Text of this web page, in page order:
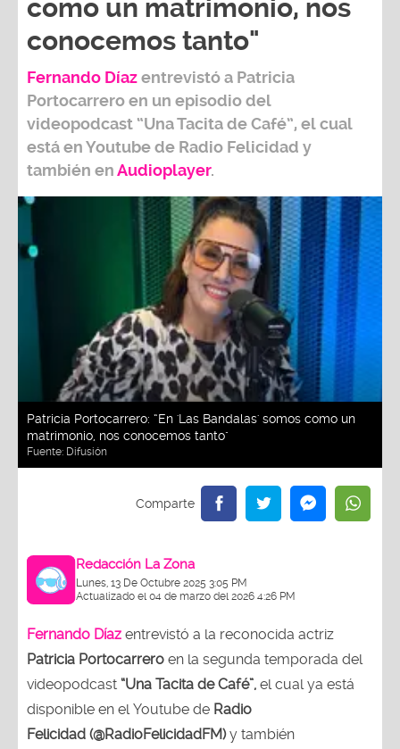
como un matrimonio, nos
conocemos tanto"
Fernando Díazentrevistó a Patricia
Portocarreroen un episodio del
videopodcast “Una Tacita de Café”, el cual
está en Youtube de Radio Felicidad y
también enAudioplayer.
Patricia Portocarrero: “En 'Las Bandalas' somos como un
matrimonio, nos conocemos tanto"
Fuente: Difusión
Redacción La Zona
Lunes, 13 De Octubre 2025 3:05 PM
Actualizado el 04 de marzo del 2026 4:26 PM
Fernando Díaz entrevistó a la reconocida actriz
Patricia Portocarrero en la segunda temporada del
videopodcast “Una Tacita de Café”, el cual ya está
disponible en el Youtube de Radio
Felicidad (@RadioFelicidadFM)y también